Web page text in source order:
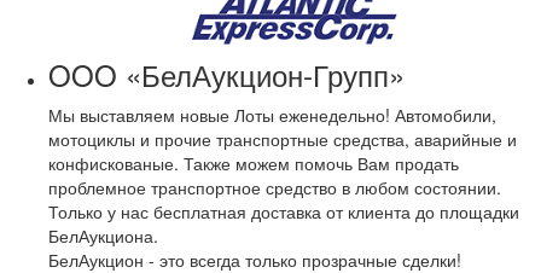
OOO «БелАукцион-Групп»
Мы выставляем новые Лоты еженедельно! Автомобили,
мотоциклы и прочие транспортные средства, аварийные и
конфискованые. Также можем помочь Вам продать
проблемное транспортное средство в любом состоянии.
Только у нас бесплатная доставка от клиента до площадки
БелАукциона.
БелАукцион - это всегда только прозрачные сделки!